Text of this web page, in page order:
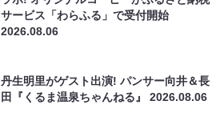
サービス「わらふる」で受付開始
2026.08.06
丹生明里がゲスト出演! パンサー向井＆長
田『くるま温泉ちゃんねる』2026.08.06